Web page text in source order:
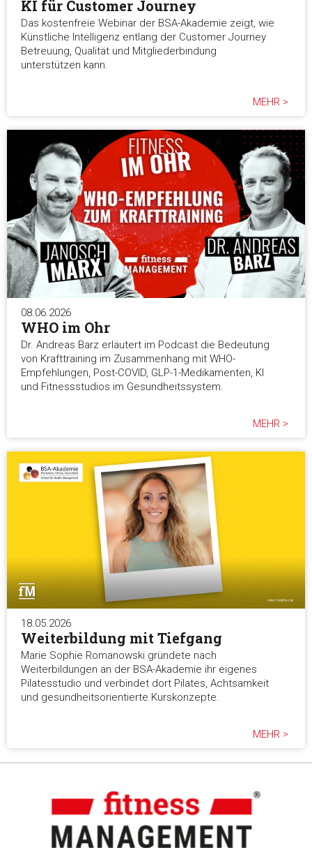
KI für Customer Journey
Das kostenfreie Webinar der BSA-Akademie zeigt, wie
Künstliche Intelligenz entlang der Customer Journey
Betreuung, Qualität und Mitgliederbindung
unterstützen kann.
MEHR >
08.06.2026
WHO im Ohr
Dr. Andreas Barz erläutert im Podcast die Bedeutung
von Krafttraining im Zusammenhang mit WHO-
Empfehlungen, Post-COVID, GLP-1-Medikamenten, KI
und Fitnessstudios im Gesundheitssystem.
MEHR >
18.05.2026
Weiterbildung mit Tiefgang
Marie Sophie Romanowski gründete nach
Weiterbildungen an der BSA-Akademie ihr eigenes
Pilatesstudio und verbindet dort Pilates, Achtsamkeit
und gesundheitsorientierte Kurskonzepte.
MEHR >